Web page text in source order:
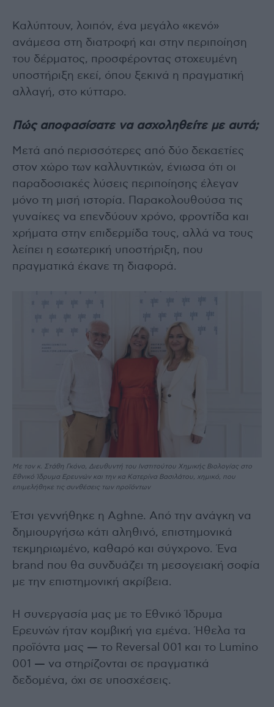
Καλύπτουν, λοιπόν, ένα μεγάλο «κενό»
ανάμεσα στη διατροφή και στην περιποίηση
του δέρματος, προσφέροντας στοχευμένη
υποστήριξη εκεί, όπου ξεκινά η πραγματική
αλλαγή, στο κύτταρο.
Πώς αποφασίσατε να ασχοληθείτε με αυτά;
Μετά από περισσότερες από δύο δεκαετίες
στον χώρο των καλλυντικών, ένιωσα ότι οι
παραδοσιακές λύσεις περιποίησης έλεγαν
μόνο τη μισή ιστορία. Παρακολουθούσα τις
γυναίκες να επενδύουν χρόνο, φροντίδα και
χρήματα στην επιδερμίδα τους, αλλά να τους
λείπει η εσωτερική υποστήριξη, που
πραγματικά έκανε τη διαφορά.
Με τον κ. Στάθη Γκόνο, Διευθυντή του Ινστιτούτου Χημικής Βιολογίας στο
Εθνικό Ίδρυμα Ερευνών και την κα Κατερίνα Βασιλάτου, χημικό, που
επιμελήθηκε τις συνθέσεις των προϊόντων
Έτσι γεννήθηκε η Aghne. Από την ανάγκη να
δημιουργήσω κάτι αληθινό, επιστημονικά
τεκμηριωμένο, καθαρό και σύγχρονο. Ένα
brand που θα συνδυάζει τη μεσογειακή σοφία
με την επιστημονική ακρίβεια.
Η συνεργασία μας με το Εθνικό Ίδρυμα
Ερευνών ήταν κομβική για εμένα. Ήθελα τα
προϊόντα μας — το Reversal 001 και το Lumino
001 — να στηρίζονται σε πραγματικά
δεδομένα, όχι σε υποσχέσεις.